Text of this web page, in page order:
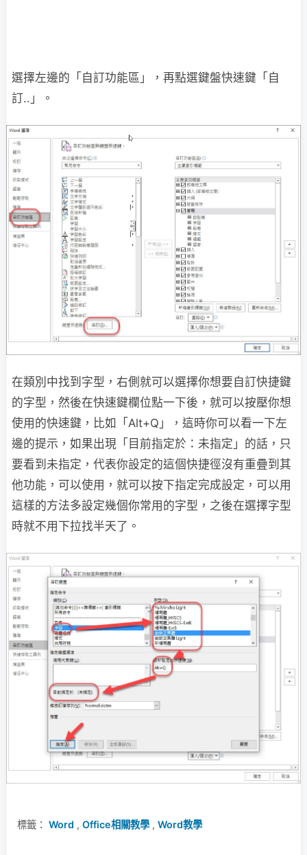
選擇左邊的「自訂功能區」，再點選鍵盤快速鍵「自
訂..」。
在類別中找到字型，右側就可以選擇你想要自訂快捷鍵
的字型，然後在快速鍵欄位點一下後，就可以按壓你想
使用的快速鍵，比如「Alt+Q」，這時你可以看一下左
邊的提示，如果出現「目前指定於：未指定」的話，只
要看到未指定，代表你設定的這個快捷徑沒有重疊到其
他功能，可以使用，就可以按下指定完成設定，可以用
這樣的方法多設定幾個你常用的字型，之後在選擇字型
時就不用下拉找半天了。
標籤： Word , Office相關教學, Word教學